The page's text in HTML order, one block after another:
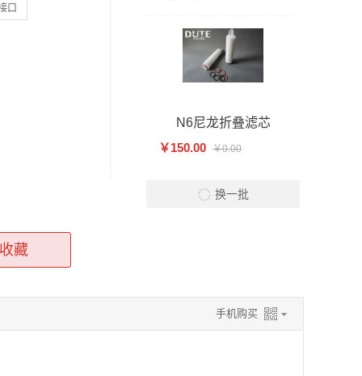
口
收藏
N6尼龙折叠滤芯
￥150.00 ￥0.00
换一批
手机购买